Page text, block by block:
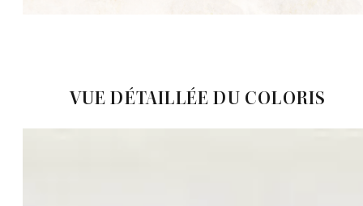
VUE DÉTAILLÉE DU COLORIS